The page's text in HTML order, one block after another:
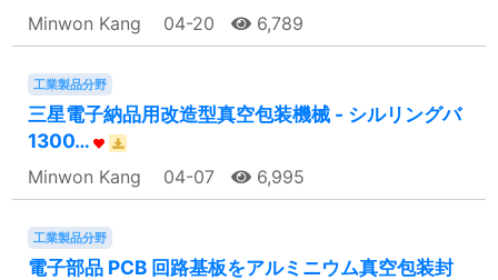
Minwon Kang 04-20 6,789
工業製品分野
三星電子納品用改造型真空包装機械 - シルリングバ
1300…
Minwon Kang 04-07 6,995
工業製品分野
電子部品 PCB 回路基板をアルミニウム真空包装封